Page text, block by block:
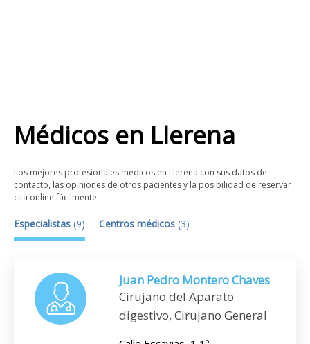
Médicos en Llerena
Los mejores profesionales médicos en Llerena con sus datos de
contacto, las opiniones de otros pacientes y la posibilidad de reservar
cita online fácilmente.
Especialistas (9) Centros médicos (3)
Juan Pedro Montero Chaves
Cirujano del Aparato
digestivo, Cirujano General